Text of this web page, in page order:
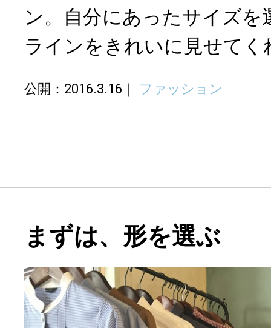
ン。自分にあったサイズを
ラインをきれいに見せてく
公開：2016.3.16 ファッション
まずは、形を選ぶ